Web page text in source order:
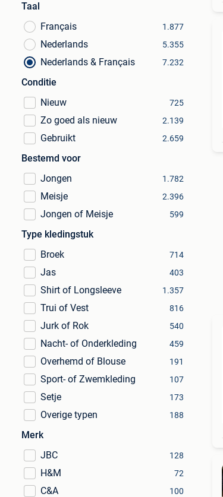
Taal
Français
1.877
Nederlands 5.355
Nederlands & Français 7.232
Conditie
Nieuw
725
Zo goed als nieuw 2.139
Gebruikt 2.659
Bestemd voor
Jongen
1.782
Meisje 2.396
Jongen of Meisje 599
Type kledingstuk
Broek
714
Jas 403
Shirt of Longsleeve 1.357
Trui of Vest 816
Jurk of Rok 540
Nacht- of Onderkleding 459
Overhemd of Blouse 191
Sport- of Zwemkleding 107
Setje 173
Overige typen 188
Merk
JBC
128
H&M 72
C&A 100